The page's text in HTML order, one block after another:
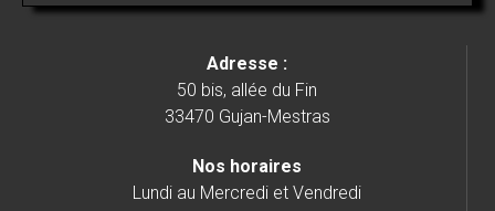
Adresse :
50 bis, allée du Fin
33470 Gujan-Mestras
Nos horaires
Lundi au Mercredi et Vendredi